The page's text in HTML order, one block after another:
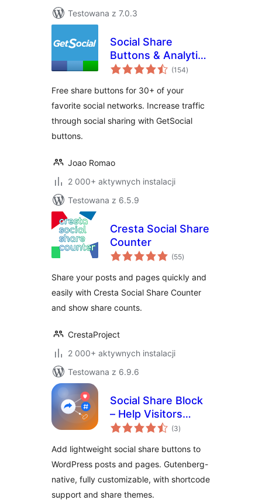
Testowana z 7.0.3
Social Share
Buttons & Analytics
Plugin –
(154wszystkich
ocen
)
Free share buttons for 30+ of your
favorite social networks. Increase traffic
through social sharing with GetSocial
buttons.
Joao Romao
2 000+ aktywnych instalacji
Testowana z 6.5.9
Cresta Social Share
Counter
(55wszystkich
ocen
)
Share your posts and pages quickly and
easily with Cresta Social Share Counter
and show share counts.
CrestaProject
2 000+ aktywnych instalacji
Testowana z 6.9.6
Social Share Block
– Help Visitors
Spread Your
Everywhere
(3wszystkich
ocen
)
Add lightweight social share buttons to
WordPress posts and pages. Gutenberg-
native, fully customizable, with shortcode
support and share themes.